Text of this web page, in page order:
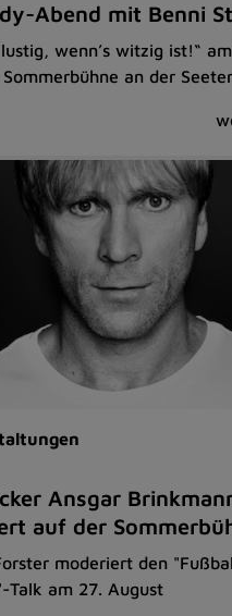
Abend mit Benni
lustig, wenn’s witzig ist!“
an der
Ansgar
auf der
moderiert den
Talk am 27. August